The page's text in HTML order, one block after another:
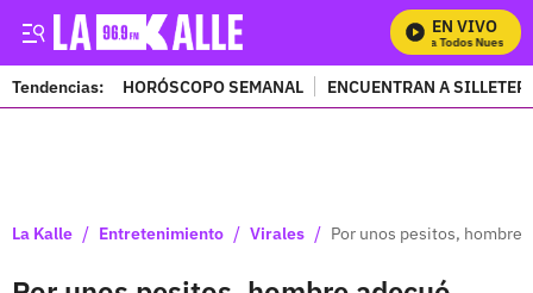
EN VIVO
Mira Todos Nuestros
Tendencias: HORÓSCOPO SEMANAL ENCUENTRAN A
La Kalle / Entretenimiento / Virales / Por unos pesitos, hombre